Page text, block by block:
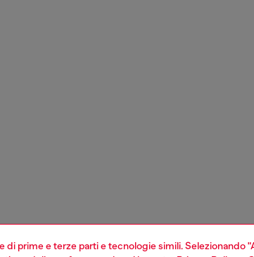
prime e terze parti e tecnologie simili.